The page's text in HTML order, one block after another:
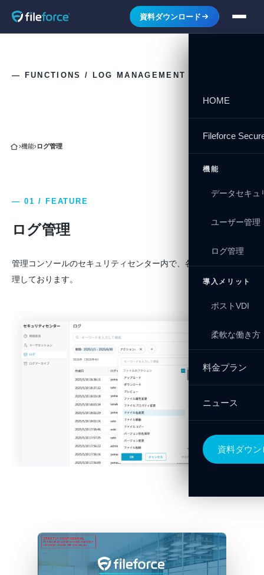
資料ダウンロード
HOME
Fileforce
機能
データセキュ
ユーザー管理
ログ管理
導入メリット
ポストVDI
柔軟な働き方
料金プラン
ニュース
資料ダウン
— FUNCTIONS / LOG MANAGEMENT
›機能›ログ管理
— 01 / FEATURE
ログ管理
管理コンソールのセキュリティセンター内で、各種関連ログを管
理しております。